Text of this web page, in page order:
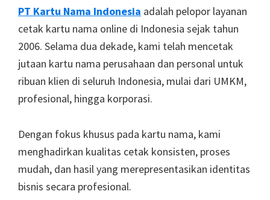
Footer
PT Kartu Nama Indonesia adalah pelopor layanan
cetak kartu nama online di Indonesia sejak tahun
2006. Selama dua dekade, kami telah mencetak
jutaan kartu nama perusahaan dan personal untuk
ribuan klien di seluruh Indonesia, mulai dari UMKM,
profesional, hingga korporasi.
Dengan fokus khusus pada kartu nama, kami
menghadirkan kualitas cetak konsisten, proses
mudah, dan hasil yang merepresentasikan identitas
bisnis secara profesional.